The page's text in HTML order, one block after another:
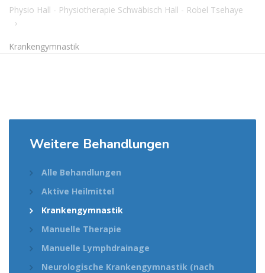
Physio Hall - Physiotherapie Schwäbisch Hall - Robel Tsehaye
Krankengymnastik
Weitere Behandlungen
Alle Behandlungen
Aktive Heilmittel
Krankengymnastik
Manuelle Therapie
Manuelle Lymphdrainage
Neurologische Krankengymnastik (nach